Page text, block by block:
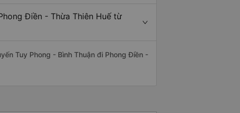
Điền - Thừa Thiên Huế từ
Tuy Phong - Bình Thuận đi Phong Điền -